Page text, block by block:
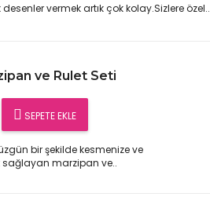
vermek artık çok kolay.Sizlere özel..
ve Rulet Seti
SEPETE EKLE
bir şekilde kesmenize ve
marzipan ve..